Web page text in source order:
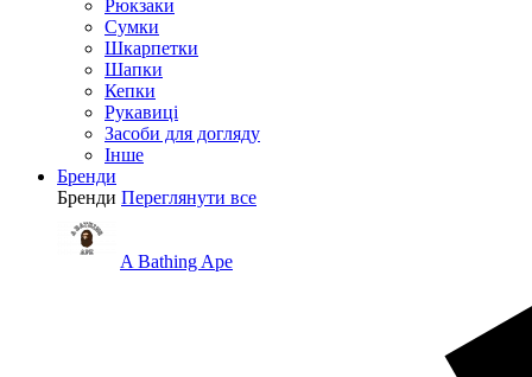
Рюкзаки
Сумки
Шкарпетки
Шапки
Кепки
Рукавиці
Засоби для догляду
Інше
Бренди
Бренди Переглянути все
A Bathing Ape